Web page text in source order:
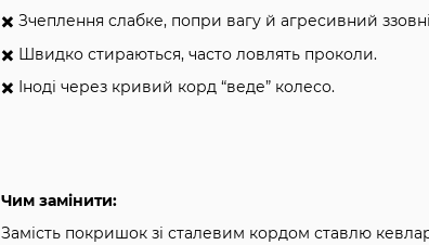
✖️ Зчеплення слабке, попри вагу й агресивний
✖️ Швидко стираються, часто ловлять проколи.
✖️ Іноді через кривий корд “веде” колесо.
Чим замінити:
Замість покришок зі сталевим кордом ставлю